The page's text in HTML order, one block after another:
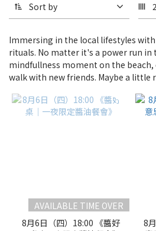
Language
Eng
Content
(1)
FREE
Sort by
Immersing in the local lifestyles
rituals. No matter it's a power run in
mindfullness moment on the
walk with new friends. Maybe a little
AVAILABLE TIME OVER
8月6日（四）18:00 《醬好
8